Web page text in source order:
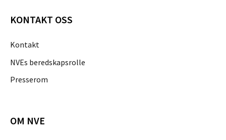
KONTAKT OSS
Kontakt
NVEs beredskapsrolle
Presserom
OM NVE